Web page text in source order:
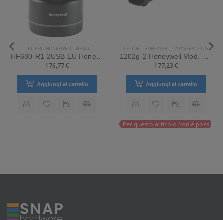
LETTORI - HONEYWELL - HF680
176,77 €
Aggiungi al carrello
LETTORI - HONEYWELL - VOYAGER 1202G
177,23 €
Aggiungi al carrello
Per questo articolo non è